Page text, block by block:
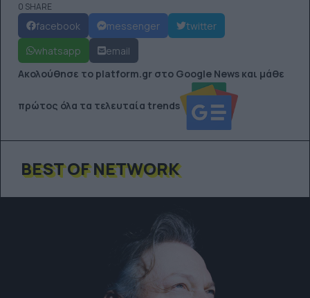
0 SHARE
facebook messenger
twitter
whatsapp
email
Ακολούθησε το platform.gr στο Google News και μάθε
πρώτος όλα τα τελευταία trends
BEST OF NETWORK